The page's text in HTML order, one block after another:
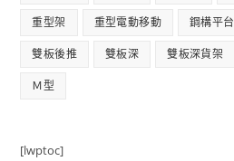
重型架 重型電動移動 鋼構平台
雙板後推 雙板深 雙板深貨架
Ｍ型
[lwptoc]